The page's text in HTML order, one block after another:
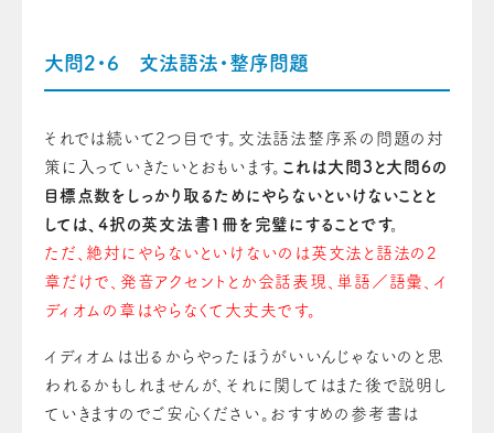
大問2・6 文法語法・整序問題
それでは続いて2つ目です。文法語法整序系の問題の対
策に入っていきたいとおもいます。 これは大問3と大問6の
目標点数をしっかり取るためにやらないといけないことと
しては、4択の英文法書1冊を完璧にすることです。
ただ、絶対にやらないといけないの は英文法と語法の2
章だけで、発音アクセントとか会話表現、単語／語彙
イ
ディオムの章はやらなくて大丈夫です。
イディオムは出るからやったほうがいいんじゃないの と思
われるかもしれませんが、それに関してはまた後で説明し
ていきますのでご安心ください。おすすめの参考書は